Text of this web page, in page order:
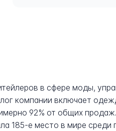
в сфере моды,
компании включает
92% от общих
185-е место в мире